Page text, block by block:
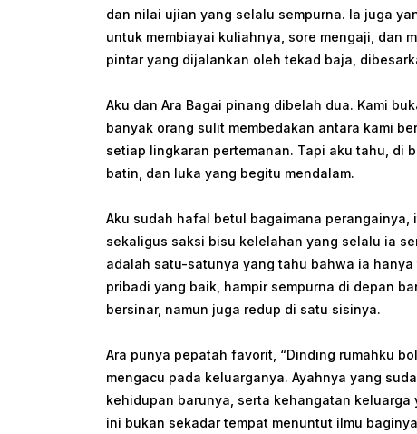
dan nilai ujian yang selalu sempurna. Ia juga
untuk membiayai kuliahnya, sore mengaji, dan
pintar yang dijalankan oleh tekad baja,
Aku dan Ara Bagai pinang dibelah dua. Kami
banyak orang sulit membedakan antara kami
setiap lingkaran pertemanan. Tapi aku tahu, di
batin, dan luka yang begitu mendalam.
Aku sudah hafal betul bagaimana
sekaligus saksi bisu kelelahan yang selalu ia
adalah satu-satunya yang tahu bahwa ia
pribadi yang baik, hampir sempurna di depan
bersinar, namun juga redup di satu sisinya.
Ara punya pepatah favorit, “Dinding rumahku
mengacu pada keluarganya. Ayahnya yang
kehidupan barunya, serta kehangatan
ini bukan sekadar tempat menuntut ilmu